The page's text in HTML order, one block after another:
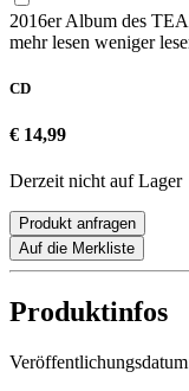
2016er Album des
mehr lesen weniger
CD
€ 14,99
Derzeit nicht auf Lager
Produkt anfragen
Auf die Merkliste
Produktinfos